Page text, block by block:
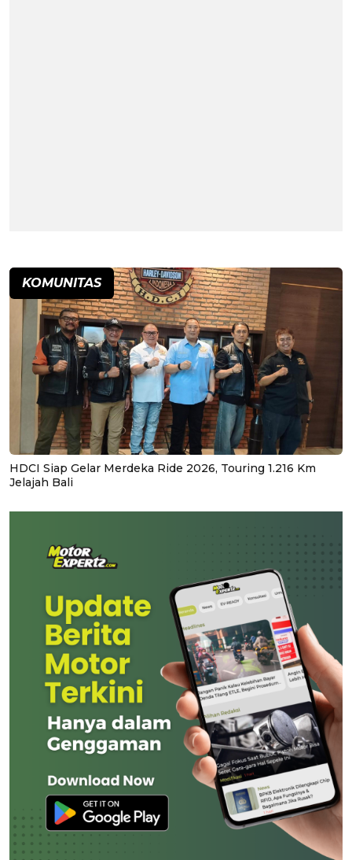
KOMUNITAS
HDCI Siap Gelar Merdeka Ride 2026, Touring 1.216 Km
Jelajah Bali